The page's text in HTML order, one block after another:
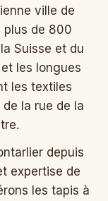
ville de
plus de 800
Suisse et du
les longues
les textiles
la rue de la
depuis
expertise de
les tapis à